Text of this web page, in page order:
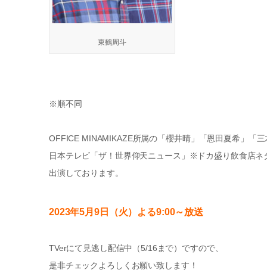
東鶴周斗
※順不同
OFFICE MINAMIKAZE所属の「櫻井晴」「恩田夏希」「
日本テレビ「ザ！世界仰天ニュース」※ドカ盛り飲食店ネ
出演しております。
2023年5月9日（火）よる9:00～放送
TVerにて見逃し配信中（5/16まで）ですので、
是非チェックよろしくお願い致します！